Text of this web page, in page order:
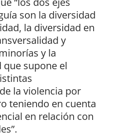
son la diversidad
la diversidad en
y
y la
supone el
la violencia por
teniendo en cuenta
en relación con